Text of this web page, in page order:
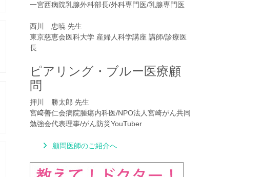
一宮西病院乳腺外科部長/外科専門医/乳腺専門医
西川 忠暁 先生
東京慈恵会医科大学 産婦人科学講座 講師/診療医
長
ピアリング・ブルー医療顧
問
押川 勝太郎 先生
宮﨑善仁会病院腫瘍内科医/NPO法人宮崎がん共同
勉強会代表理事/がん防災YouTuber
顧問医師のご紹介へ